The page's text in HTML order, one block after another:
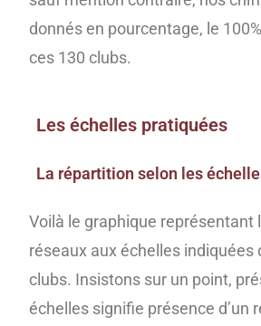
donnés en pourcentage, le
ces 130 clubs.
Les échelles pratiquées
La répartition selon les
Voilà le graphique représentant
réseaux aux échelles indiquées
clubs. Insistons sur un point,
échelles signifie présence d’un